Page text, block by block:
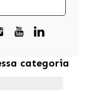
categoria